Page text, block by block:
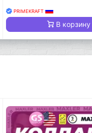
PRIMEKRAFT
В корзину